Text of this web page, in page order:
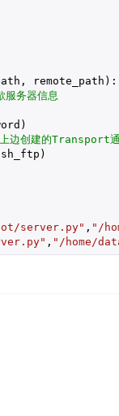
remote_path) :
务器信息
建的Transport通
server.py" , "/
, "/home/